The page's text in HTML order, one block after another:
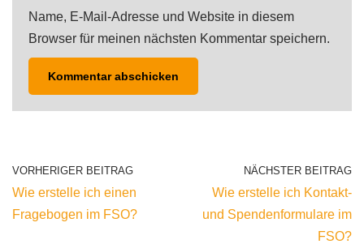
Name, E-Mail-Adresse und Website in diesem
Browser für meinen nächsten Kommentar speichern.
VORHERIGER BEITRAG
Wie erstelle ich einen
Fragebogen im FSO?
NÄCHSTER BEITRAG
Wie erstelle ich Kontakt-
und Spendenformulare im
FSO?